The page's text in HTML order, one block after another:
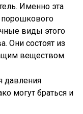
Именно эта
виды этого
Они состоят из
веществом.
давления
могут браться и